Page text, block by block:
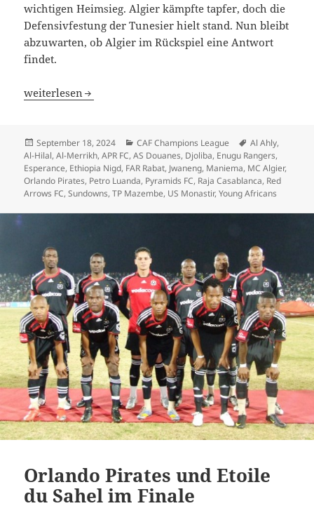
wichtigen Heimsieg. Algier kämpfte tapfer, doch die
Defensivfestung der Tunesier hielt stand. Nun bleibt
abzuwarten, ob Algier im Rückspiel eine Antwort
findet.
Orlando Pirates und TP Mazembe siegen auswärts, Raja
weiterlesen
Veröffentlicht
am
September 18, 2024 Kategorien
CAF Champions League Schlagwörter
Al Ahly,
Al-Hilal,Al-Merrikh,APR FC,AS Douanes, Djoliba, Enugu Rangers,
Esperance, Ethiopia Nigd, FAR Rabat, Jwaneng, Maniema, MC Algier,
Orlando Pirates, Petro Luanda, Pyramids FC, Raja Casablanca, Red
Arrows FC,Sundowns,TP Mazembe, US Monastir,Young Africans
Orlando Pirates und Etoile
du Sahel im Finale